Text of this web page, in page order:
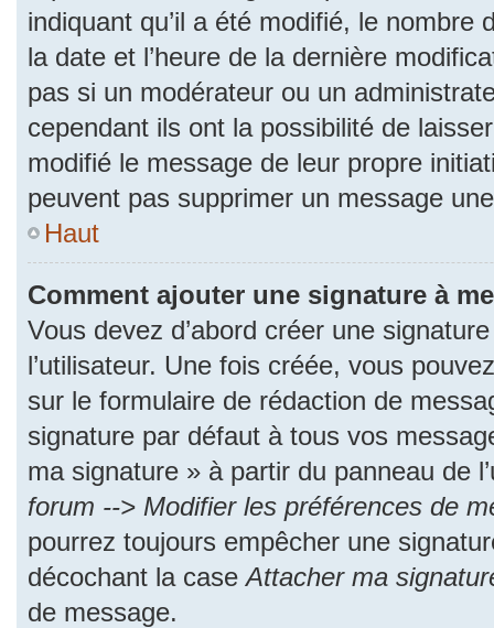
indiquant qu’il a été modifié, le nombre
la date et l’heure de la dernière
pas si un modérateur ou un
cependant ils ont la possibilité de
modifié le message de leur propre
peuvent pas supprimer un message
Haut
Comment ajouter une signature à
Vous devez d’abord créer une
l’utilisateur. Une fois créée, vous
sur le formulaire de rédaction de
signature par défaut à tous vos
ma signature » à partir du panneau de
forum --> Modifier les préférences de
pourrez toujours empêcher une
décochant la caseAttacher ma
de message.